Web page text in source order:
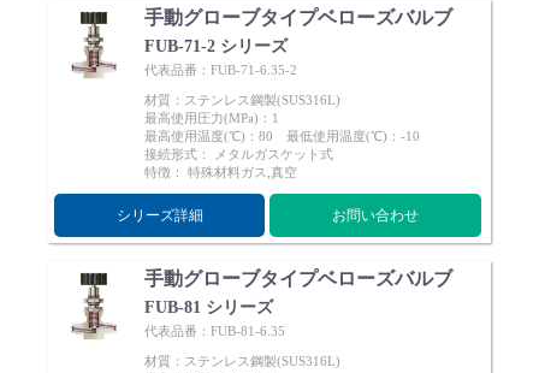
手動グローブタイプベローズバルブ
FUB-71-2 シリーズ
代表品番：FUB-71-6.35-2
材質：ステンレス鋼製(SUS316L)
最高使用圧力(MPa)：1
最高使用温度(℃)：80 最低使用温度(℃)：-10
接続形式： メタルガスケット式
特徴： 特殊材料ガス,真空
シリーズ詳細 お問い合わせ
手動グローブタイプベローズバルブ
FUB-81 シリーズ
代表品番：FUB-81-6.35
材質：ステンレス鋼製(SUS316L)